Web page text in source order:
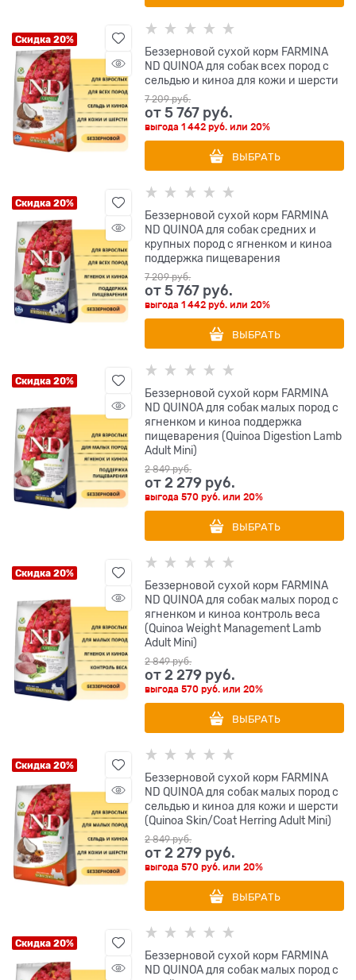
Скидка 20%
Беззерновой cухой корм FARMINA
ND QUINOA для собак всех пород с
сельдью и киноа для кожи и шерсти
7 209 руб.
от5 767 руб.
выгода1 442 руб. или20%
ВЫБРАТЬ
Скидка 20%
Беззерновой cухой корм FARMINA
ND QUINOA для собак средних и
крупных пород с ягненком и киноа
поддержка пищеварения
7 209 руб.
от5 767 руб.
выгода1 442 руб. или20%
ВЫБРАТЬ
Скидка 20%
Беззерновой cухой корм FARMINA
ND QUINOA для собак малых пород с
ягненком и киноа поддержка
пищеварения (Quinoa Digestion Lamb
Adult Mini)
2 849 руб.
от2 279 руб.
выгода570 руб. или20%
ВЫБРАТЬ
Скидка 20%
Беззерновой cухой корм FARMINA
ND QUINOA для собак малых пород с
ягненком и киноа контроль веса
(Quinoa Weight Management Lamb
Adult Mini)
2 849 руб.
от2 279 руб.
выгода570 руб. или20%
ВЫБРАТЬ
Скидка 20%
Беззерновой cухой корм FARMINA
ND QUINOA для собак малых пород с
сельдью и киноа для кожи и шерсти
(Quinoa Skin/Coat Herring Adult Mini)
2 849 руб.
от2 279 руб.
выгода570 руб. или20%
ВЫБРАТЬ
Скидка 20%
Беззерновой cухой корм FARMINA
ND QUINOA для собак малых пород с